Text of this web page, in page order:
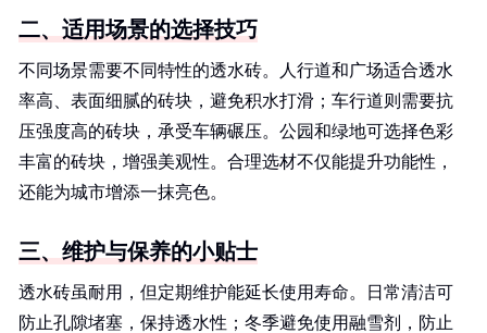
二、适用场景的选择技巧
不同场景需要不同特性的透水砖。人行道和广场适合透水
率高、表面细腻的砖块，避免积水打滑；车行道则需要抗
压强度高的砖块，承受车辆碾压。公园和绿地可选择色彩
丰富的砖块，增强美观性。合理选材不仅能提升功能性，
还能为城市增添一抹亮色。
三、维护与保养的小贴士
透水砖虽耐用，但定期维护能延长使用寿命。日常清洁可
防止孔隙堵塞，保持透水性；冬季避免使用融雪剂，防止